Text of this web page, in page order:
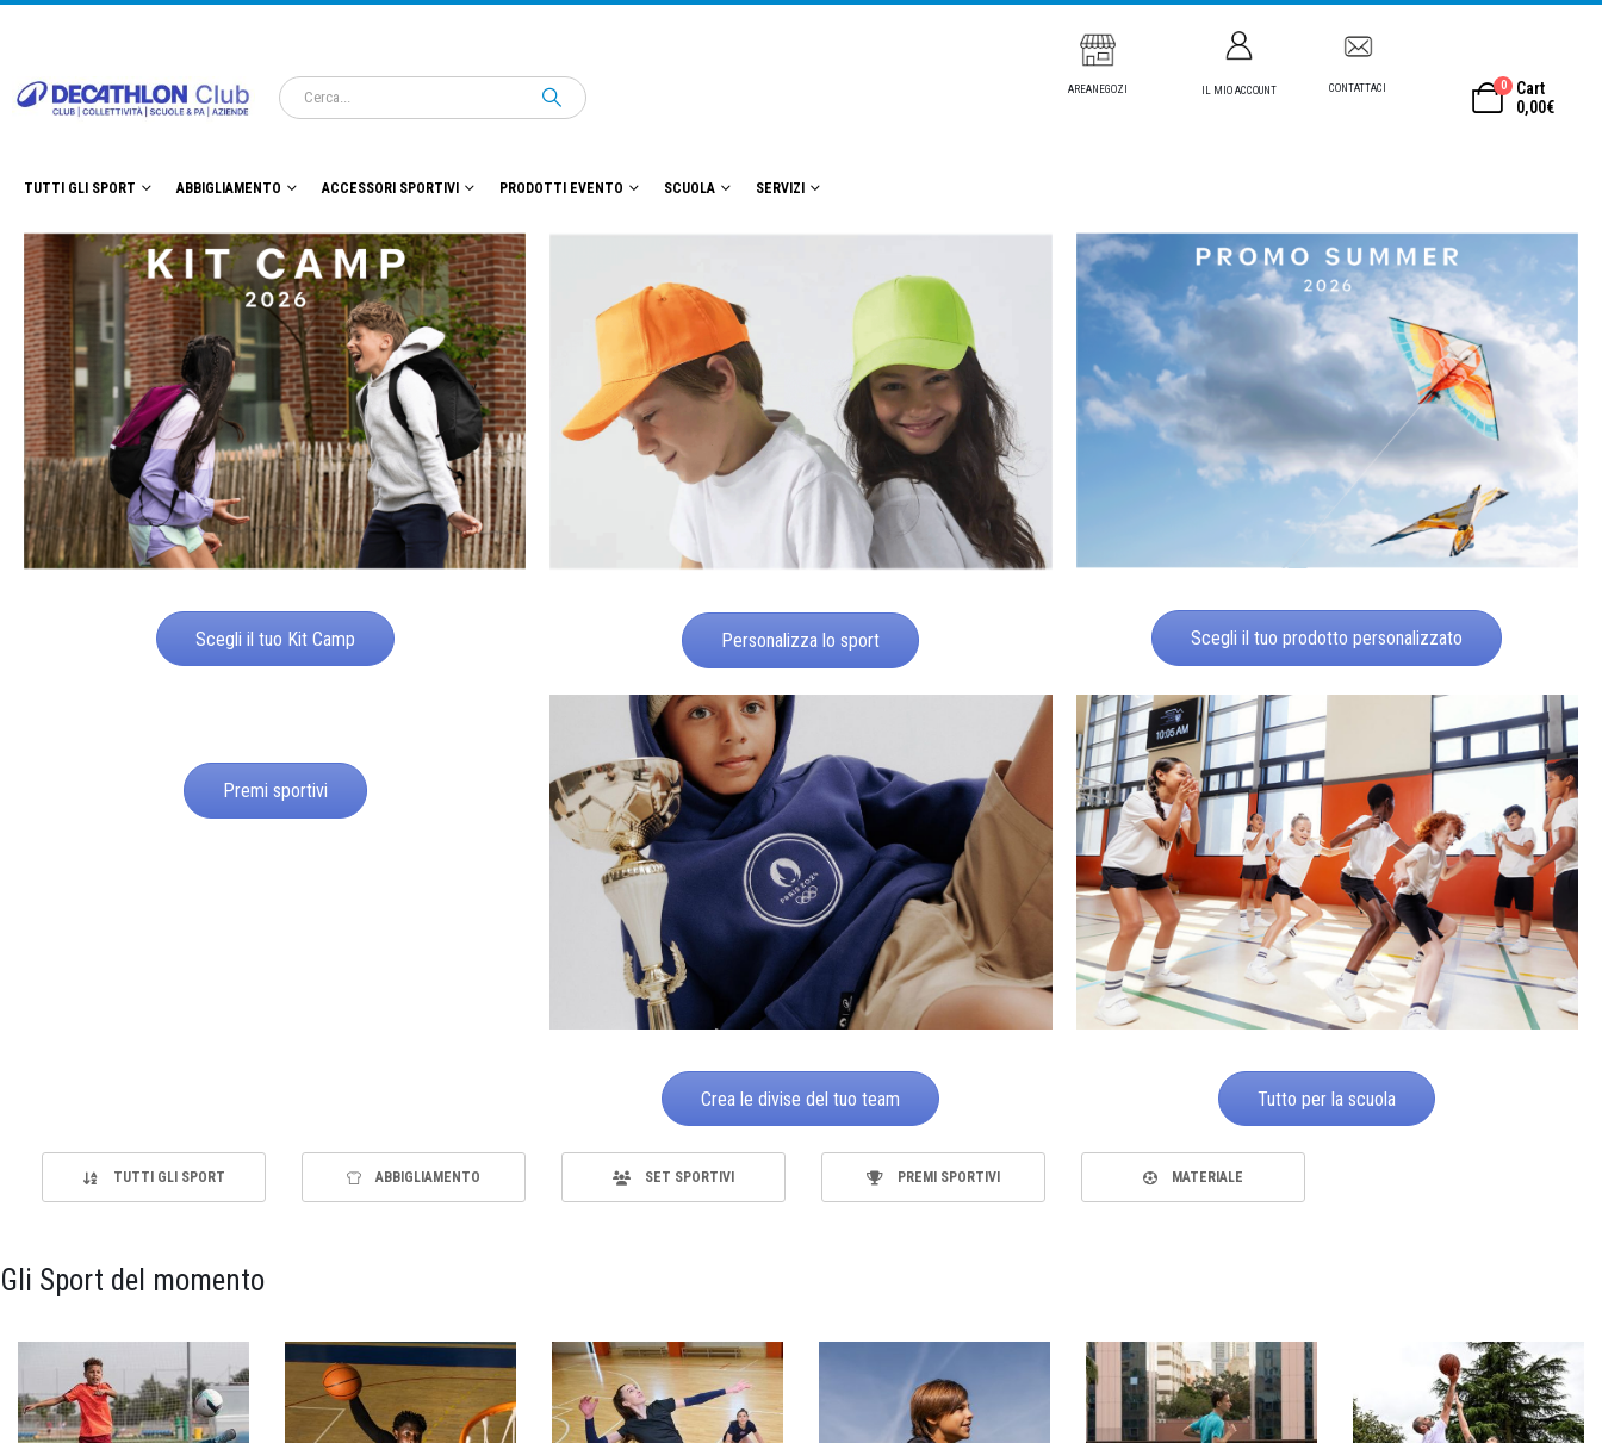
AREANEGOZI IL MIO ACCOUNT CONTATTACI 0
Cart
0,00€
TUTTI GLI SPORT ABBIGLIAMENTO ACCESSORI SPORTIVI PRODOTTI EVENTO SCUOLA SERVIZI
Scegli il tuo Kit Camp Personalizza lo sport Scegli il tuo prodotto personalizzato
Premi sportivi
Crea le divise del tuo team Tutto per la scuola
TUTTI GLI SPORT ABBIGLIAMENTO SET SPORTIVI PREMI SPORTIVI MATERIALE
Gli Sport del momento